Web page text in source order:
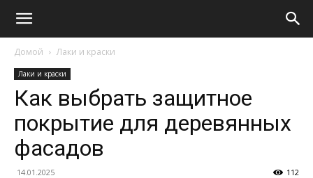
Домой Лаки и краски
Лаки и краски
Как выбрать защитное
покрытие для деревянных
фасадов
14.01.2025 112